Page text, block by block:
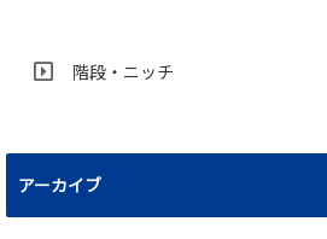
階段・ニッチ
アーカイブ